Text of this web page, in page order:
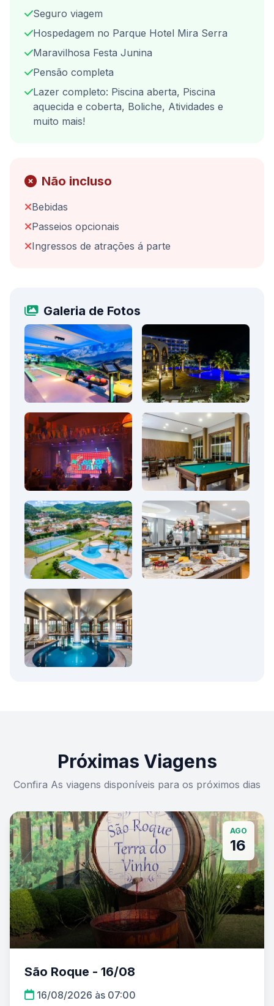
Seguro viagem
Hospedagem no Parque Hotel Mira Serra
Maravilhosa Festa Junina
Pensão completa
Lazer completo: Piscina aberta, Piscina
aquecida e coberta, Boliche, Atividades e
muito mais!
Não incluso
Bebidas
Passeios opcionais
Ingressos de atrações á parte
Galeria de Fotos
Próximas Viagens
Confira As viagens disponíveis para os próximos dias
AGO
16
São Roque - 16/08
16/08/2026 às 07:00